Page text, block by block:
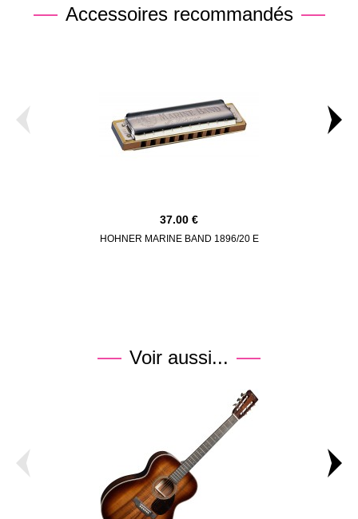
Accessoires recommandés
37.00
HOHNER MARINE BAND 1896/20 E
Voir aussi...